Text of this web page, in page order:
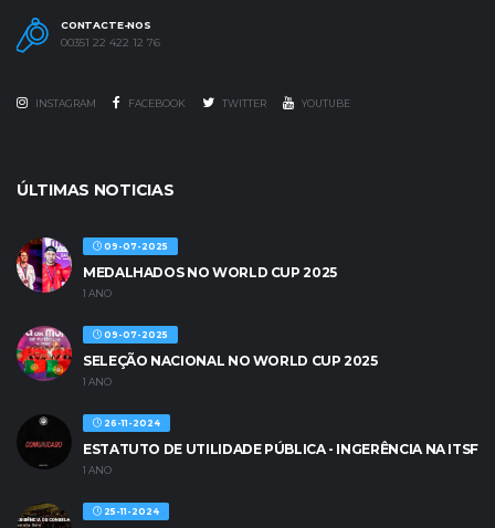
CONTACTE-NOS
00351 22 422 12 76
INSTAGRAM FACEBOOK TWITTER YOUTUBE
ÚLTIMAS NOTICIAS
09-07-2025
MEDALHADOS NO WORLD CUP 2025
1 ANO
09-07-2025
SELEÇÃO NACIONAL NO WORLD CUP 2025
1 ANO
26-11-2024
ESTATUTO DE UTILIDADE PÚBLICA - INGERÊNCIA NA ITSF
1 ANO
25-11-2024